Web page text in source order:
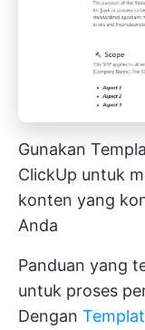
Gunakan
ClickUp untuk
konten yang
Anda
Panduan yang
untuk proses
Dengan